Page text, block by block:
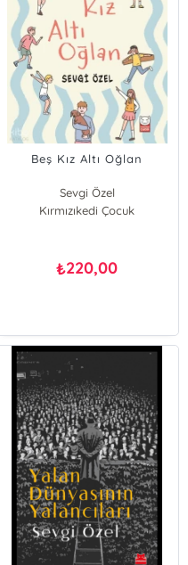
Beş Kız Altı Oğlan
Sevgi Özel
Kırmızıkedi Çocuk
₺220,00